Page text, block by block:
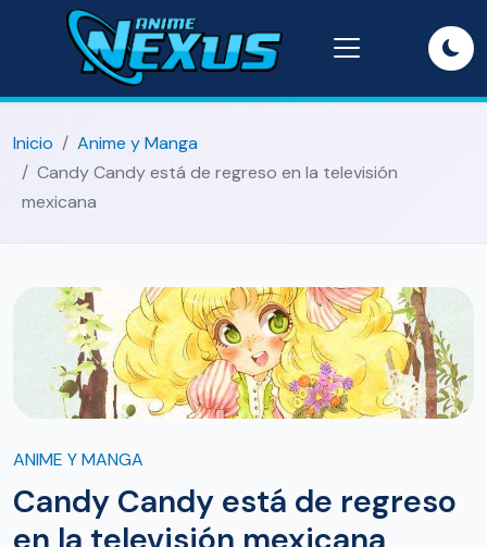
Inicio
Anime y Manga
Candy Candy está de regreso en la televisión
mexicana
ANIME Y MANGA
Candy Candy está de regreso